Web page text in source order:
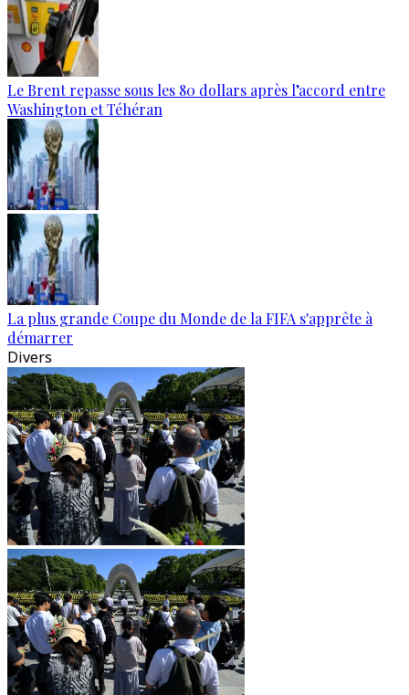
Le Brent repasse sous les 80 dollars après l’accord entre
Washington et Téhéran
La plus grande Coupe du Monde de la FIFA s'apprête à
démarrer
Divers